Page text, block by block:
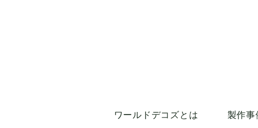
ワールドデコズとは 製作事